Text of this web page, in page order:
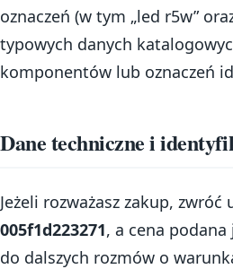
oznaczeń (w tym „led r5w”
typowych danych
komponentów lub oznaczeń
Dane techniczne i
Jeżeli rozważasz zakup, zwróć
005f1d223271, a cena
do dalszych rozmów o